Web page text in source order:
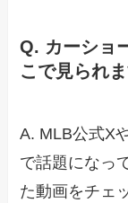
Q. カーショ
こで見られ
A. MLB公式X
で話題になっ
た動画をチェ